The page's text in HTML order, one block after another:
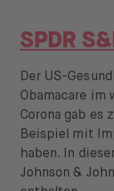
SPDR
Der US-
Obamacare im
Corona gab es
Beispiel mit
haben. In
Johnson &